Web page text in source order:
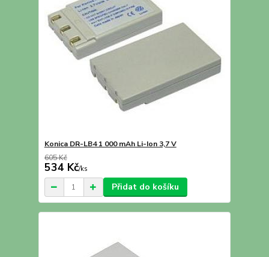
Konica DR-LB4 1 000 mAh Li-Ion 3,7 V
605 Kč
534 Kč/ks
Přidat do košíku